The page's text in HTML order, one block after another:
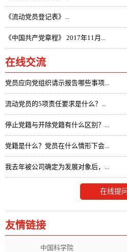
《流动党员登记表》...
《中国共产党章程》 2017年11月...
在线交流
党员应向党组织请示报告哪些事项...
流动党员的5项责任要求是什么？...
停止党籍与开除党籍有什么区别？...
党籍是什么？党员在什么情形下会...
我去年被公司确定为发展对象后，...
在线提问
友情链接
中国科学院